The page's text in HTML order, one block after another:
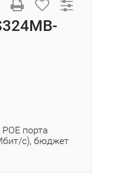
порта
с), бюджет